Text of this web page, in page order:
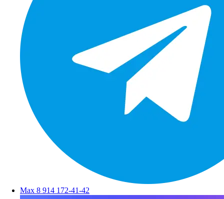
Max 8 914 172-41-42